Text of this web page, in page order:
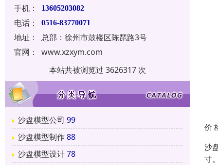
手机：
13605203082
电话： 0516-83770071
地址：
总部：徐州市鼓楼区陈琵路3号
官网：
www.xzxym.com
本站共被浏览过 3626317 次
沙盘模型公司 99
沙盘模型制作88
沙盘模型设计78
价
沙
寸